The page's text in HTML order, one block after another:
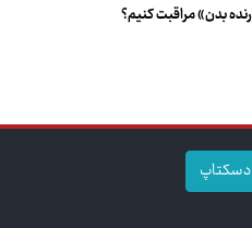
بدن» مراقبت کنیم؟